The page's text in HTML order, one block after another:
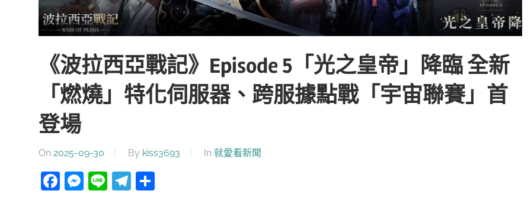
《波拉西亞戰記》Episode 5「光之皇帝」降臨 全新
「燃燒」特化伺服器、跨服據點戰「宇宙聯賽」首
登場
On 2025-09-30 By kiss3693 In 就愛看新聞
Facebook
Messenger
LineTelegram
分